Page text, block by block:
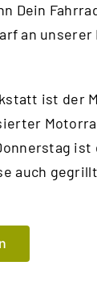
Dein
an
ist der
auch